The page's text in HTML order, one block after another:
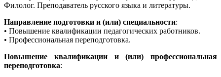
Филолог. Преподаватель русского языка и литературы.
Направление подготовки и (или) специальности:
• Повышение квалификации педагогических работников.
• Профессиональная переподготовка.
Повышение квалификации и (или) профессиональная
переподготовка: